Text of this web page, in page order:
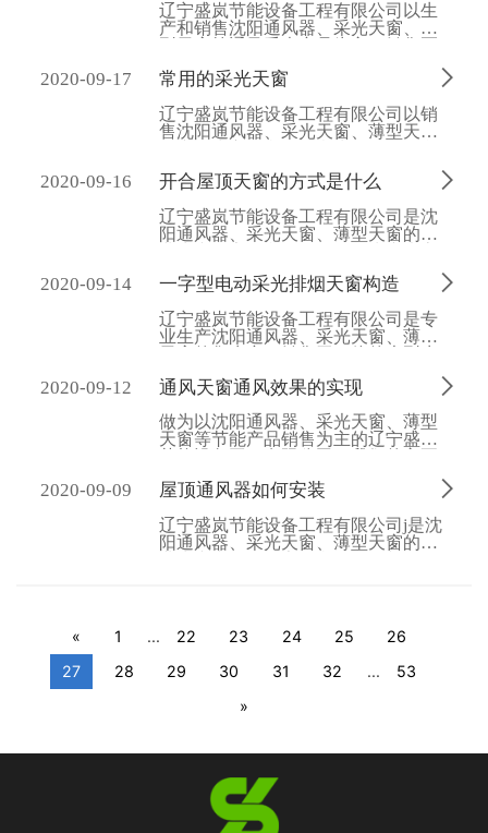
辽宁盛岚节能设备工程有限公司以生
产和销售沈阳通风器、采光天窗、薄
份安心，以技师赢得市场。
2020-09-17 常用的采光天窗 
辽宁盛岚节能设备工程有限公司以销
售沈阳通风器、采光天窗、薄型天窗
2020-09-16 开合屋顶天窗的方式是什么 
辽宁盛岚节能设备工程有限公司是沈
阳通风器、采光天窗、薄型天窗的专
2020-09-14 一字型电动采光排烟天窗构造 
辽宁盛岚节能设备工程有限公司是专
业生产沈阳通风器、采光天窗、薄型
我们最大的愿望。
2020-09-12 通风天窗通风效果的实现 
做为以沈阳通风器、采光天窗、薄型
天窗等节能产品销售为主的辽宁盛岚
2020-09-09 屋顶通风器如何安装 
辽宁盛岚节能设备工程有限公司j是沈
阳通风器、采光天窗、薄型天窗的专
« 1 ... 22 23 24 25
26
27
28 29 30 31 32 ...
53
»